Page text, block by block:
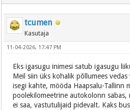
tcumen
Kasutaja
11-04-2026, 17:47 PM
Eks igasugu inimesi satub igasugu
Meil siin üks kohalik põllumees
isegi kahte, mööda Haapsalu-Tallinn
poolekilomeetrine autokolonn sabas,
ei saa, vastutulijaid pidevalt. Kaks